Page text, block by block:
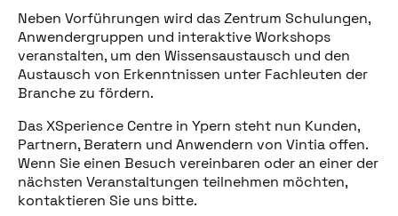
Neben Vorführungen wird das Zentrum Schulungen,
Anwendergruppen und interaktive Workshops
veranstalten, um den Wissensaustausch und den
Austausch von Erkenntnissen unter Fachleuten der
Branche zu fördern.
Das XSperience Centre in Ypern steht nun Kunden,
Partnern, Beratern und Anwendern von Vintia offen.
Wenn Sie einen Besuch vereinbaren oder an einer der
nächsten Veranstaltungen teilnehmen möchten,
kontaktieren Sie uns bitte.